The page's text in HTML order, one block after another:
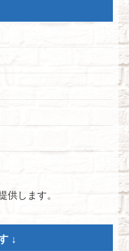
供します。
↓